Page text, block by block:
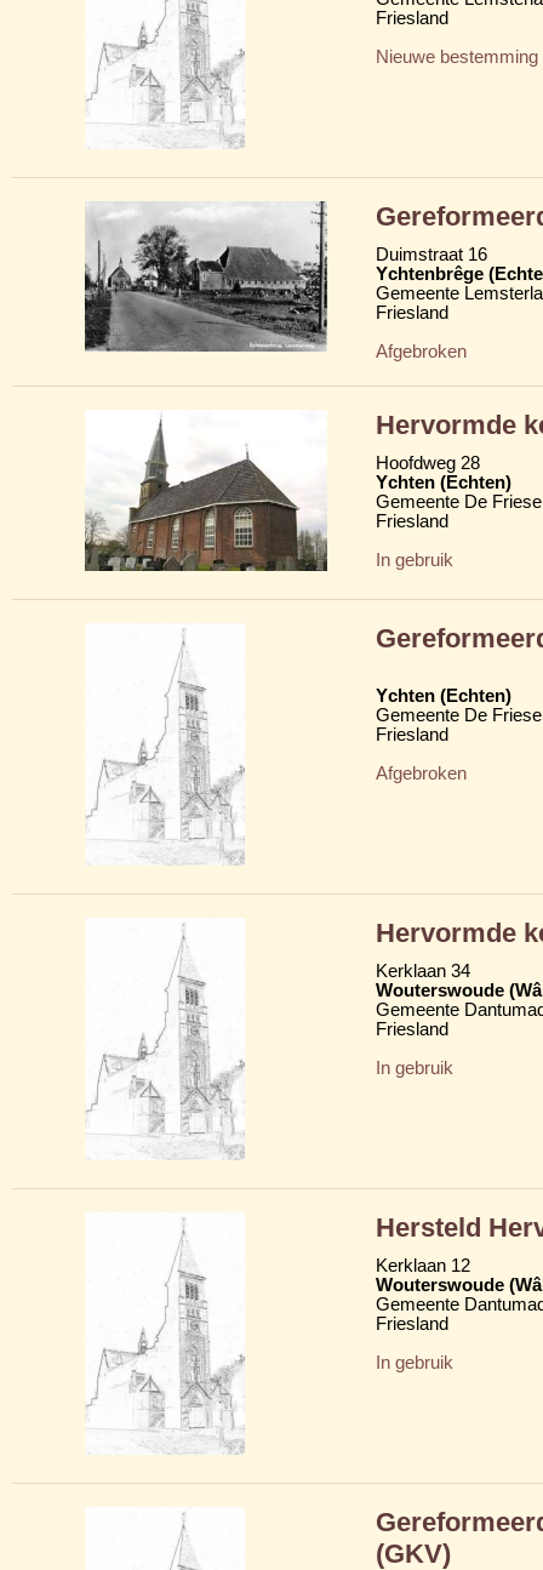
Friesland
Nieuwe bestemming
Duimstraat 16
Ychtenbrêge
Gemeente
Friesland
Afgebroken
Hervormde
Hoofdweg 28
Ychten (Echten)
Gemeente De
Friesland
In gebruik
Ychten (Echten)
Gemeente De
Friesland
Afgebroken
Hervormde
Kerklaan 34
Wouterswoude
Gemeente
Friesland
In gebruik
Hersteld
Kerklaan 12
Wouterswoude
Gemeente
Friesland
In gebruik
(GKV)